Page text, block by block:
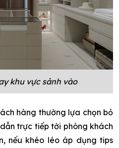
khu vực sảnh vào
hàng thường lựa chọn bỏ
trực tiếp tới phòng khách
nếu khéo léo áp dụng tips